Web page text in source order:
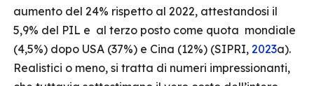
aumento del 24% rispetto al 2022, attestandosi il
5,9% del PIL e al terzo posto come quota mondiale
(4,5%) dopo USA (37%) e Cina (12%) (SIPRI, 2023a).
Realistici o meno, si tratta di numeri impressionanti,